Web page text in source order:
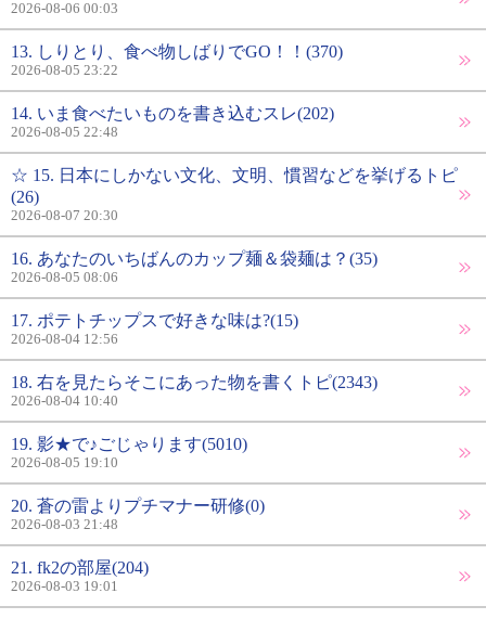
2026-08-06 00:03
13. しりとり、食べ物しばりでGO！！(370)
2026-08-05 23:22
14. いま食べたいものを書き込むスレ(202)
2026-08-05 22:48
☆ 15. 日本にしかない文化、文明、慣習などを挙げるトピ
(26)
2026-08-07 20:30
16. あなたのいちばんのカップ麺＆袋麺は？(35)
2026-08-05 08:06
17. ポテトチップスで好きな味は?(15)
2026-08-04 12:56
18. 右を見たらそこにあった物を書くトピ(2343)
2026-08-04 10:40
19. 影★で♪ごじゃります(5010)
2026-08-05 19:10
20. 蒼の雷よりプチマナー研修(0)
2026-08-03 21:48
21. fk2の部屋(204)
2026-08-03 19:01